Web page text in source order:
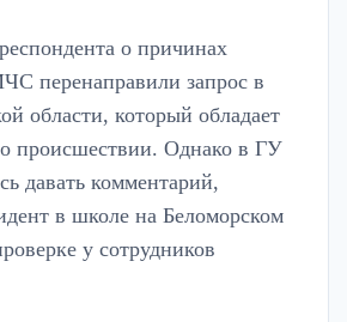
о причинах
перенаправили запрос в
области, который обладает
происшествии. Однако в ГУ
давать комментарий,
в школе на Беломорском
у сотрудников